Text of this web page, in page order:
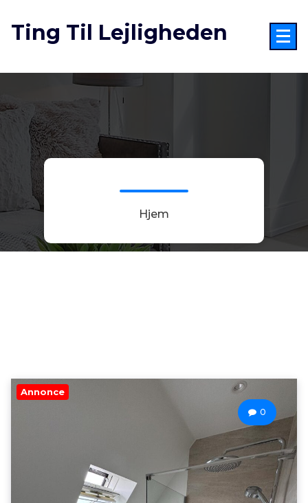
indhold
Ting Til Lejligheden
Hjem
Annonce
0